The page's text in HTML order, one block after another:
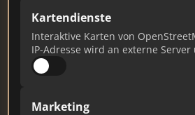
Kartendienste
Interaktive Karten von
IP-Adresse wird an externe
Marketing
Ist das Ihr Unternehmen?
Verifizieren Sie Ihr Profil,
Updates.